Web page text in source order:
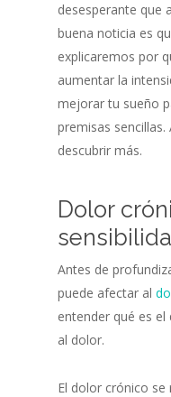
desesperante que
buena noticia es
explicaremos por
aumentar la
mejorar tu sueño
premisas
descubrir más.
Dolor
Antes de
puede afectar al
entender qué es
al dolor.
El dolor crónico se